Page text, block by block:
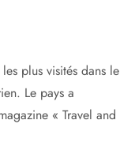
les plus visités dans le
Le pays a
« Travel and